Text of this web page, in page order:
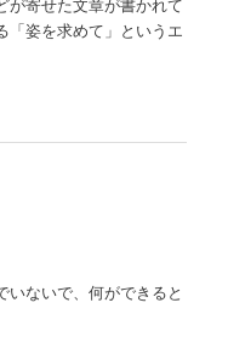
が寄せた文章が書かれて
「姿を求めて」というエ
いないで、何ができると